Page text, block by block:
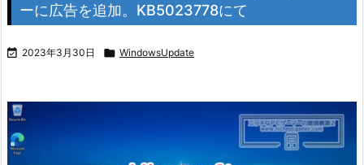
ーに広告を追加。KB5023778にて
 2023年3月30日  WindowsUpdate